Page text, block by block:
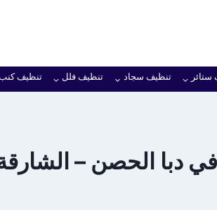
ستائر تنظيف سجاد تنظيف فلل تنظيف
دبا الحصن – الشارقة